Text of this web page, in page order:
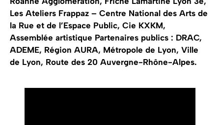
Les Ateliers Frappaz – Centre National des Arts de
la Rue et de l’Espace Public, Cie KXKM,
Assemblée artistique Partenaires publics : DRAC,
ADEME, Région AURA, Métropole de Lyon, Ville
de Lyon, Route des 20 Auvergne-Rhône-Alpes.